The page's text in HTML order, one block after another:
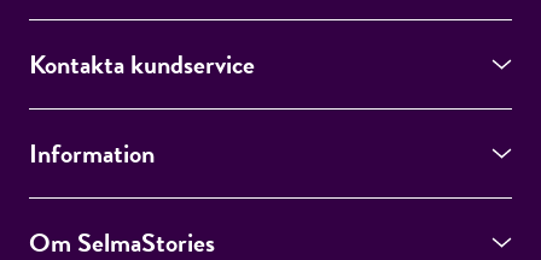
RÖSTA
Kontakta kundservice
Information
Om SelmaStories